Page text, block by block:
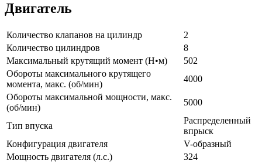
Двигатель
Количество клапанов на цилиндр
2
Количество цилиндров
8
Максимальный крутящий момент (Н•м)
502
Обороты максимального крутящего
момента, макс. (об/мин)
4000
Обороты максимальной мощности, макс.
(об/мин)
5000
Тип впуска
Распределенный
впрыск
Конфигурация двигателя
V-образный
Мощность двигателя (л.с.)
324